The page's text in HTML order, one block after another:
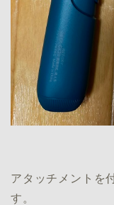
アタッチメントを
す。